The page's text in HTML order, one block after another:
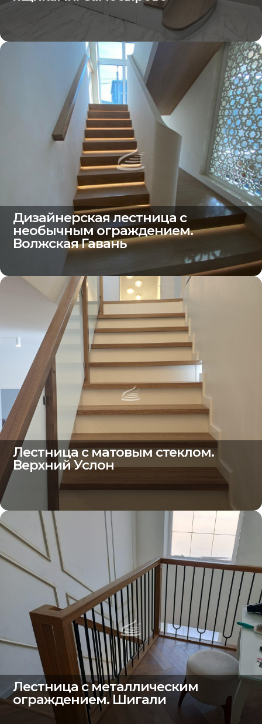
Дизайнерская лестница с
необычным ограждением.
Волжская Гавань
Лестница с матовым стеклом.
Верхний Услон
Лестница с металлическим
ограждением. Шигали